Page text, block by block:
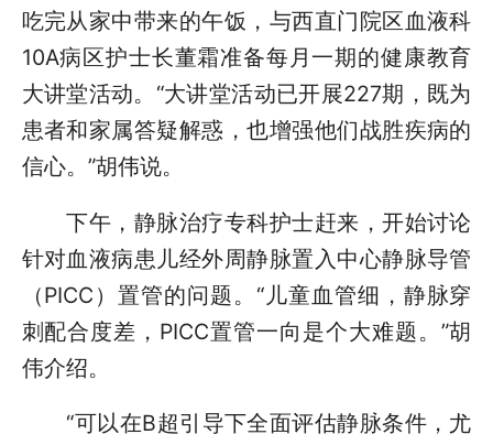
吃完从家中带来的午饭，与西直门院区血液科
10A病区护士长董霜准备每月一期的健康教育
大讲堂活动。“大讲堂活动已开展227期，既为
患者和家属答疑解惑，也增强他们战胜疾病的
信心。”胡伟说。
下午，静脉治疗专科护士赶来，开始讨论
针对血液病患儿经外周静脉置入中心静脉导管
（PICC）置管的问题。“儿童血管细，静脉穿
刺配合度差，PICC置管一向是个大难题。”胡
伟介绍。
“可以在B超引导下全面评估静脉条件，尤